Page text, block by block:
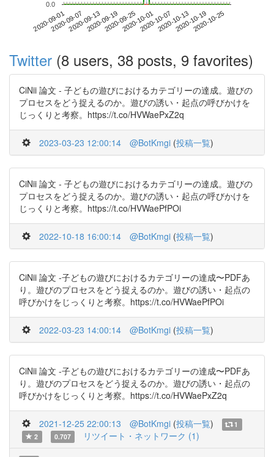
2020-09-012020-09-072020-09-132020-09-192020-09-252020-10-012020-10-072020-10-132020-10-192020-10-25
0.0
Twitter (8 users, 38 posts, 9 favorites)
CiNii 論文 - 子どもの遊びにおけるカテゴリーの達成。遊びの
プロセスをどう捉えるのか。遊びの誘い・起点の呼びかけを
じっくりと考察。https://t.co/HVWaePxZ2q
2023-03-23 12:00:14 @BotKmgi (投稿一覧)
CiNii 論文 - 子どもの遊びにおけるカテゴリーの達成。遊びの
プロセスをどう捉えるのか。遊びの誘い・起点の呼びかけを
じっくりと考察。https://t.co/HVWaePfPOi
2022-10-18 16:00:14 @BotKmgi (投稿一覧)
CiNii 論文 -子どもの遊びにおけるカテゴリーの達成〜PDFあ
り。遊びのプロセスをどう捉えるのか。遊びの誘い・起点の
呼びかけをじっくりと考察。https://t.co/HVWaePfPOi
2022-03-23 14:00:14 @BotKmgi (投稿一覧)
CiNii 論文 -子どもの遊びにおけるカテゴリーの達成〜PDFあ
り。遊びのプロセスをどう捉えるのか。遊びの誘い・起点の
呼びかけをじっくりと考察。https://t.co/HVWaePxZ2q
2021-12-25 22:00:13 @BotKmgi (投稿一覧)
1
2
0.707 リツイート・ネットワーク (1)